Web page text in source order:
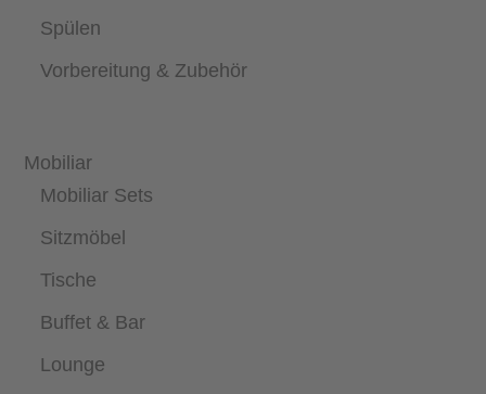
Spülen
Vorbereitung & Zubehör
Mobiliar
Mobiliar Sets
Sitzmöbel
Tische
Buffet & Bar
Lounge